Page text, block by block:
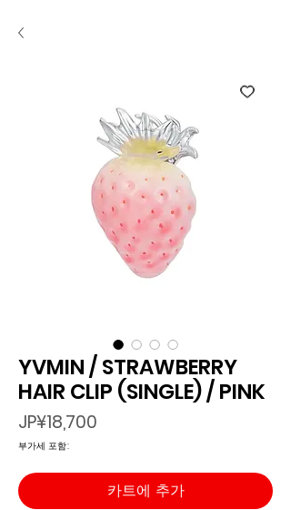
YVMIN / STRAWBERRY
HAIR CLIP (SINGLE) / PINK
JP¥18,700
부가세 포함:
카트에 추가